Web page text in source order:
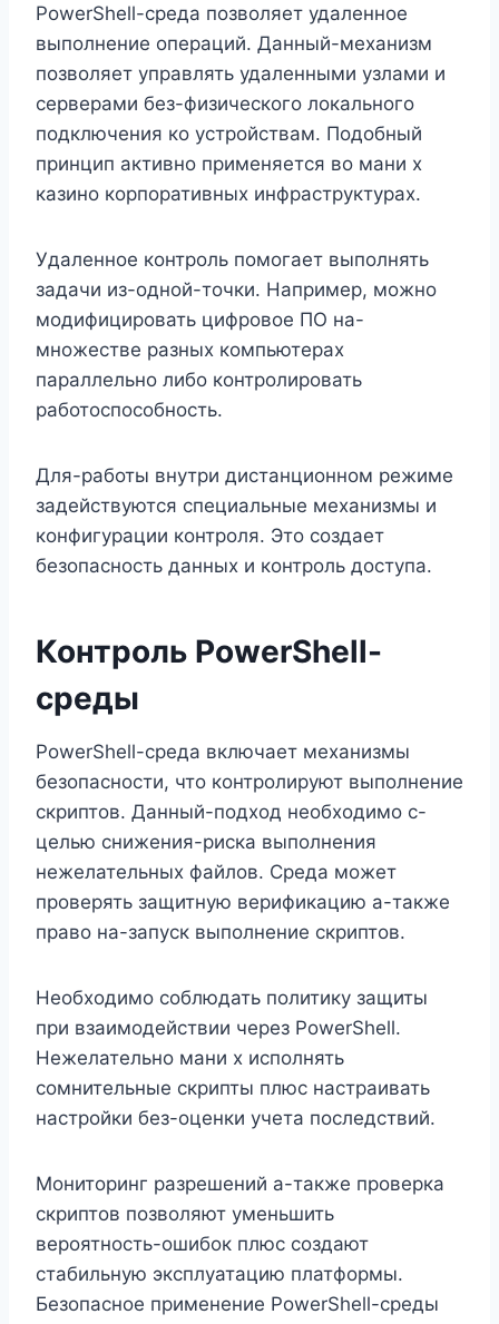
PowerShell-среда позволяет удаленное
выполнение операций. Данный-механизм
позволяет управлять удаленными узлами и
серверами без-физического локального
подключения ко устройствам. Подобный
принцип активно применяется во мани х
казино корпоративных инфраструктурах.
Удаленное контроль помогает выполнять
задачи из-одной-точки. Например, можно
модифицировать цифровое ПО на-
множестве разных компьютерах
параллельно либо контролировать
работоспособность.
Для-работы внутри дистанционном режиме
задействуются специальные механизмы и
конфигурации контроля. Это создает
безопасность данных и контроль доступа.
Контроль PowerShell-
среды
PowerShell-среда включает механизмы
безопасности, что контролируют выполнение
скриптов. Данный-подход необходимо с-
целью снижения-риска выполнения
нежелательных файлов. Среда может
проверять защитную верификацию а-также
право на-запуск выполнение скриптов.
Необходимо соблюдать политику защиты
при взаимодействии через PowerShell.
Нежелательно мани х исполнять
сомнительные скрипты плюс настраивать
настройки без-оценки учета последствий.
Мониторинг разрешений а-также проверка
скриптов позволяют уменьшить
вероятность-ошибок плюс создают
стабильную эксплуатацию платформы.
Безопасное применение PowerShell-среды